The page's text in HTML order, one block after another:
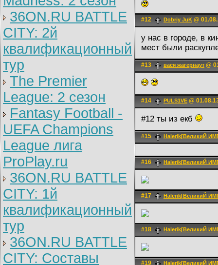
36ON.RU BATTLE
CITY: 2й
квалификационный
тур
The Premier
League: 2 cезон
Fantasy Football -
UEFA Champions
League лига
ProPlay.ru
36ON.RU BATTLE
CITY: 1й
квалификационный
тур
36ON.RU BATTLE
CITY: Составы
#12 Dobriy JuK @
у нас в городе, в
мест были
#13 вася жагернаут @
#14 PULS1VE @
#12 ты из екб
#15 Halerik[ВеликиЙ
#16 Halerik[ВеликиЙ
#17 Halerik[ВеликиЙ
#18 Halerik[ВеликиЙ
#19 Halerik[ВеликиЙ